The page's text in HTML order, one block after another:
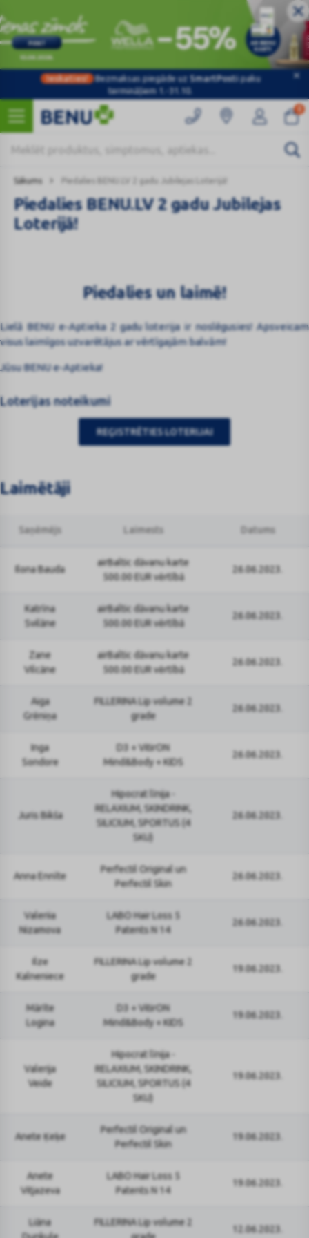
Ieskaties! Bezmaksas piegāde uz SmartPostipaku
termināļiem 1.-31.10.
0
Sākums Piedalies BENU.LV 2 gadu Jubilejas Loterijā!
Piedalies BENU.LV 2 gadu Jubilejas
Loterijā!
Piedalies un laimē!
Lielā BENU e-Aptieka 2 gadu loterija ir noslēgusies! Apsveicam
visus laimīgos uzvarētājus ar vērtīgajām balvām!
Jūsu BENU e-Aptieka!
Loterijas noteikumi
REĢISTRĒTIES LOTERIJAI
Laimētāji
Saņēmējs Laimests Datums
Ilona Bauda
airBaltic dāvanu karte
500.00 EUR vērtībā
26.06.2023.
Katrīna
Svilāne
airBaltic dāvanu karte
500.00 EUR vērtībā
26.06.2023.
Zane
Vilcāne
airBaltic dāvanu karte
500.00 EUR vērtībā
26.06.2023.
Aiga
Grēniņa
FILLERINA Lip volume 2
grade
26.06.2023.
Inga
Sondore
D3 + VitirON
Mind&Body + KIDS
26.06.2023.
Juris Bikša
Hipocrat līnija -
RELAXIUM, SKINDRINK,
SILICIUM, SPORTUS (4
SKU)
26.06.2023.
Anna Ennīte
Perfectil Original un
Perfectil Skin
26.06.2023.
Valeriia
Nizamova
LABO Hair Loss 5
Patents N 14
26.06.2023.
Ilze
Kalneniece
FILLERINA Lip volume 2
grade
19.06.2023.
Mārīte
Logina
D3 + VitirON
Mind&Body + KIDS
19.06.2023.
Valerija
Veide
Hipocrat līnija -
RELAXIUM, SKINDRINK,
SILICIUM, SPORTUS (4
SKU)
19.06.2023.
Anete Ķeķe
Perfectil Original un
Perfectil Skin
19.06.2023.
Anete
Vitjazeva
LABO Hair Loss 5
Patents N 14
19.06.2023.
Liāna
FILLERINA Lip volume 2
12.06.2023.